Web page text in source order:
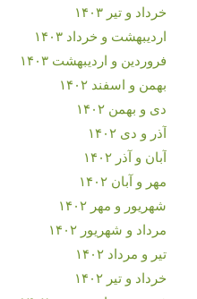
خرداد و تیر ۱۴۰۳
اردیبهشت و خرداد ۱۴۰۳
فروردین و اردیبهشت ۱۴۰۳
بهمن و اسفند ۱۴۰۲
دی و بهمن ۱۴۰۲
آذر و دی ۱۴۰۲
آبان و آذر ۱۴۰۲
مهر و آبان ۱۴۰۲
شهریور و مهر ۱۴۰۲
مرداد و شهریور ۱۴۰۲
تیر و مرداد ۱۴۰۲
خرداد و تیر ۱۴۰۲